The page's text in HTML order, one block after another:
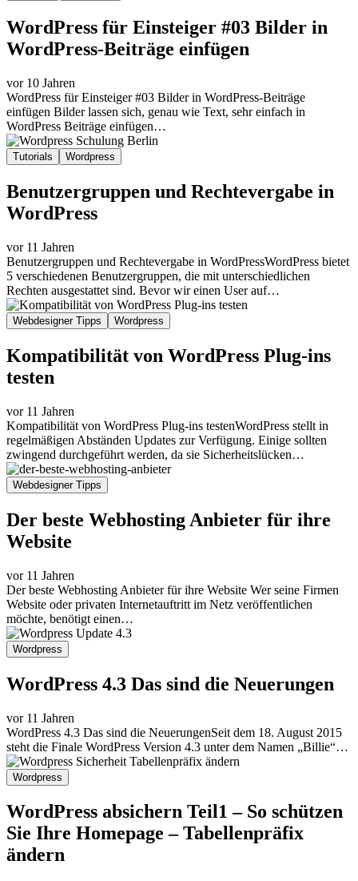
WordPress für Einsteiger #03 Bilder in
WordPress-Beiträge einfügen
vor 10 Jahren
WordPress für Einsteiger #03 Bilder in WordPress-Beiträge
einfügen Bilder lassen sich, genau wie Text, sehr einfach in
WordPress Beiträge einfügen…
Tutorials Wordpress
Benutzergruppen und Rechtevergabe in
WordPress
vor 11 Jahren
Benutzergruppen und Rechtevergabe in WordPressWordPress bietet
5 verschiedenen Benutzergruppen, die mit unterschiedlichen
Rechten ausgestattet sind. Bevor wir einen User auf…
Webdesigner Tipps Wordpress
Kompatibilität von WordPress Plug-ins
testen
vor 11 Jahren
Kompatibilität von WordPress Plug-ins testenWordPress stellt in
regelmäßigen Abständen Updates zur Verfügung. Einige sollten
zwingend durchgeführt werden, da sie Sicherheitslücken…
Webdesigner Tipps
Der beste Webhosting Anbieter für ihre
Website
vor 11 Jahren
Der beste Webhosting Anbieter für ihre Website Wer seine Firmen
Website oder privaten Internetauftritt im Netz veröffentlichen
möchte, benötigt einen…
Wordpress
WordPress 4.3 Das sind die Neuerungen
vor 11 Jahren
WordPress 4.3 Das sind die NeuerungenSeit dem 18. August 2015
steht die Finale WordPress Version 4.3 unter dem Namen „Billie“…
Wordpress
WordPress absichern Teil1 – So schützen
Sie Ihre Homepage – Tabellenpräfix
ändern